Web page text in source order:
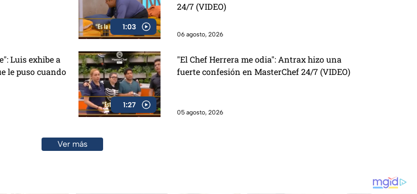
1:03
24/7 (VIDEO)
06 agosto, 2026
Luis exhibe a
le puso cuando
1:27
"El Chef Herrera me odia": Antrax hizo una
fuerte confesión en MasterChef 24/7 (VIDEO)
05 agosto, 2026
Ver más